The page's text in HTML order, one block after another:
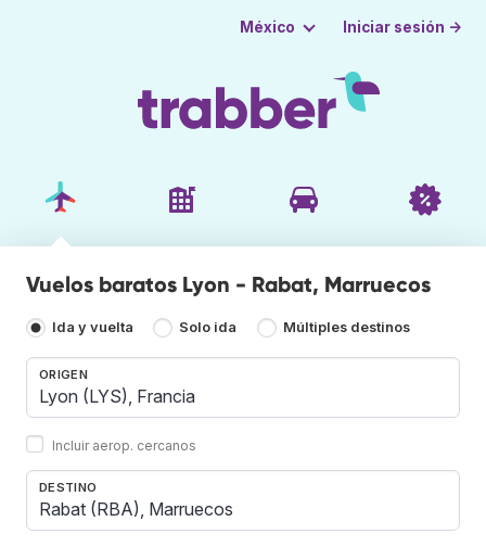
México Iniciar sesión →
Vuelos baratos Lyon - Rabat, Marruecos
Ida y vuelta Solo ida Múltiples destinos
ORIGEN
Incluir aerop. cercanos
DESTINO